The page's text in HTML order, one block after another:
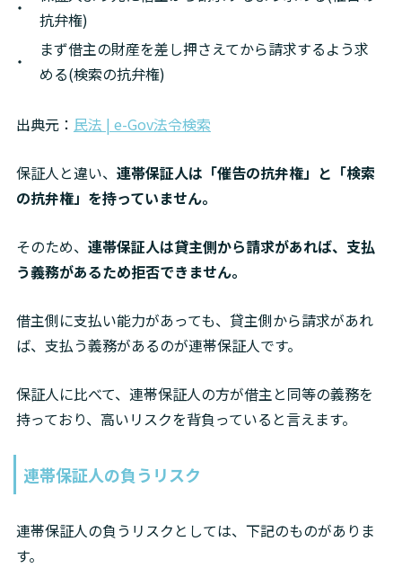
抗弁権)
まず借主の財産を差し押さえてから請求するよう求
める(検索の抗弁権)
出典元： 民法 | e-Gov法令検索
保証人と違い、 連帯保証人は「催告の抗弁権」と「検索
の抗弁権」を持っていません。
そのため、 連帯保証人は貸主側から請求があれば、支払
う義務があるため拒否できません。
借主側に支払い能力があっても、貸主側から請求があれ
ば、支払う義務があるのが連帯保証人です。
保証人に比べて、連帯保証人の方が借主と同等の義務を
持っており、高いリスクを背負っていると言えます。
連帯保証人の負うリスク
連帯保証人の負うリスクとしては、下記のものがありま
す。